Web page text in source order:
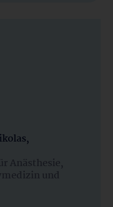
Anästhesie,
und